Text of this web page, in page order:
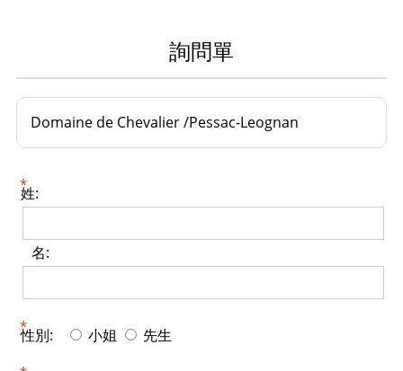
詢問單
Domaine de Chevalier /Pessac-Leognan
姓:
名:
性別: 小姐 先生